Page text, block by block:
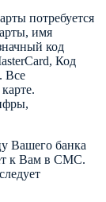
потребуется
имя
код
Код
Все
Вашего банка
к Вам в СМС.